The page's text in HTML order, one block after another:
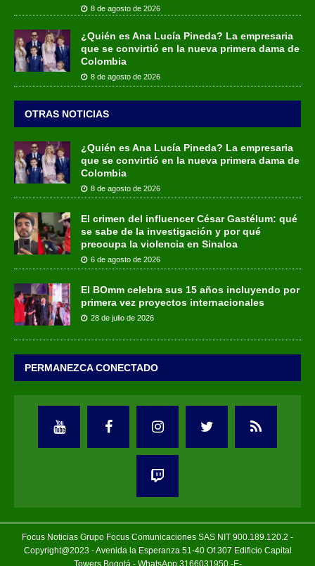
8 de agosto de 2026
¿Quién es Ana Lucía Pineda? La empresaria
que se convirtió en la nueva primera dama de
Colombia
8 de agosto de 2026
OTRAS NOTICIAS
¿Quién es Ana Lucía Pineda? La empresaria
que se convirtió en la nueva primera dama de
Colombia
8 de agosto de 2026
El crimen del influencer César Gastélum: qué
se sabe de la investigación y por qué
preocupa la violencia en Sinaloa
6 de agosto de 2026
El BOmm celebra sus 15 años incluyendo por
primera vez proyectos internacionales
28 de julio de 2026
PERMANEZCA CONECTADO
Focus Noticias Grupo Focus Comunicaciones SAS NIT 900.189.120.2 -
Copyright@2023 - Avenida la Esperanza 51-40 Of 307 Edificio Capital